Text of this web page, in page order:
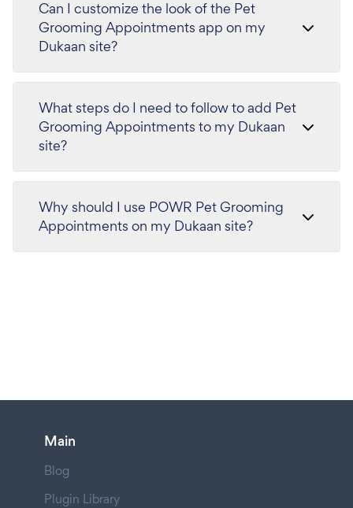
Can I customize the look of the Pet
Grooming Appointments app on my
Dukaan site?
What steps do I need to follow to add Pet
Grooming Appointments to my Dukaan
site?
Why should I use POWR Pet Grooming
Appointments on my Dukaan site?
Main
Blog
Plugin Library